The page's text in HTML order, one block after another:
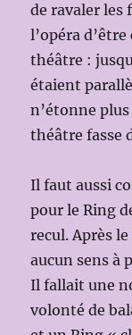
de ravaler les
l’opéra
théâtre :
étaient
n’étonne
théâtre fasse
Il faut aussi
pour le Ring
recul. Après
aucun sens à
Il fallait une
volonté de